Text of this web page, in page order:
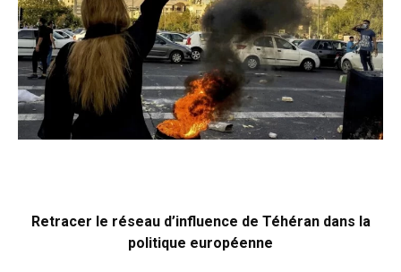
Retracer le réseau d’influence de Téhéran dans la
politique européenne